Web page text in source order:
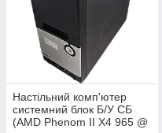
Настільний комп'ютер
системний блок Б/У СБ
(AMD Phenom II X4 965 @